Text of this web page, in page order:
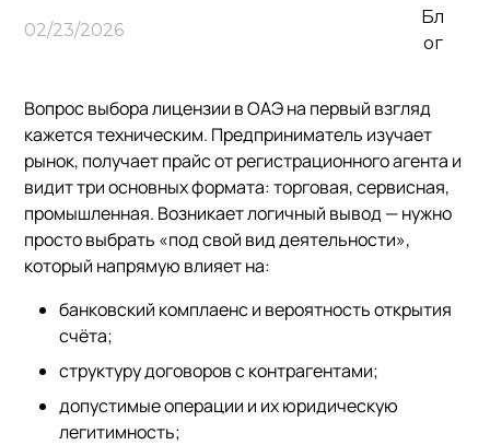
02/23/2026
Бл
ог
Вопрос выбора лицензии в ОАЭ на первый взгляд
кажется техническим. Предприниматель изучает
рынок, получает прайс от регистрационного агента и
видит три основных формата: торговая, сервисная,
промышленная. Возникает логичный вывод — нужно
просто выбрать «под свой вид деятельности»,
который напрямую влияет на:
банковский комплаенс и вероятность открытия
счёта;
структуру договоров с контрагентами;
допустимые операции и их юридическую
легитимность;